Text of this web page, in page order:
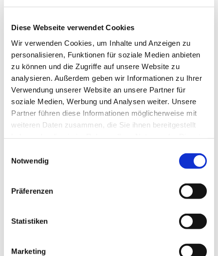
Diese Webseite verwendet Cookies
Wir verwenden Cookies, um Inhalte und Anzeigen zu
personalisieren, Funktionen für soziale Medien anbieten
zu können und die Zugriffe auf unsere Website zu
analysieren. Außerdem geben wir Informationen zu Ihrer
Verwendung unserer Website an unsere Partner für
soziale Medien, Werbung und Analysen weiter. Unsere
Partner führen diese Informationen möglicherweise mit
weiteren Daten zusammen, die Sie ihnen bereitgestellt
Notwendig
Präferenzen
Statistiken
Marketing
Lieder, die kindgemäß und spielerisch eingeführt
werden, aber auch die Bewegung kommt nicht zu
kurz und manchmal erklingen auch Instrumente.
An Schultagen
Anette Petrick, Tel. 0151 / 72 14 02 57
Mail: petrick@kirche-steinhagen.de